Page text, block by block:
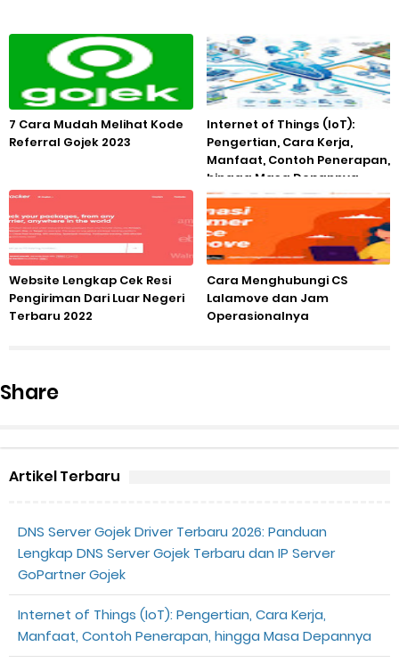
7 Cara Mudah Melihat Kode
Referral Gojek 2023
Internet of Things (IoT):
Pengertian, Cara Kerja,
Manfaat, Contoh Penerapan,
hingga Masa Depannya
Website Lengkap Cek Resi
Pengiriman Dari Luar Negeri
Terbaru 2022
Cara Menghubungi CS
Lalamove dan Jam
Operasionalnya
Share
Artikel Terbaru
DNS Server Gojek Driver Terbaru 2026: Panduan
Lengkap DNS Server Gojek Terbaru dan IP Server
GoPartner Gojek
Internet of Things (IoT): Pengertian, Cara Kerja,
Manfaat, Contoh Penerapan, hingga Masa Depannya